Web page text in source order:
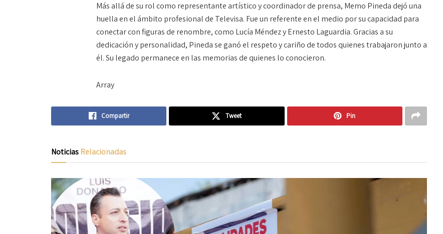
Más allá de su rol como representante artístico y coordinador de prensa, Memo Pineda dejó una
huella en el ámbito profesional de Televisa. Fue un referente en el medio por su capacidad para
conectar con figuras de renombre, como Lucía Méndez y Ernesto Laguardia. Gracias a su
dedicación y personalidad, Pineda se ganó el respeto y cariño de todos quienes trabajaron junto a
él. Su legado permanece en las memorias de quienes lo conocieron.
Array
Compartir Tweet Pin
NoticiasRelacionadas